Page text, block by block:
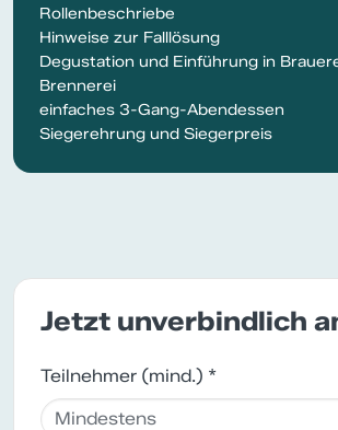
Rollenbeschriebe
Hinweise zur Falllösung
Degustation und Einführung in
Brennerei
einfaches 3-Gang-Abendessen
Siegerehrung und Siegerpreis
Jetzt unverbindlich
Teilnehmer (mind.) *